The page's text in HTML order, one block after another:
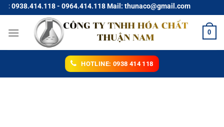
Chuyển
đến
nội
- 0964.414.118 Mail: thunaco@gmail.com
0
HOTLINE: 0938 414 118